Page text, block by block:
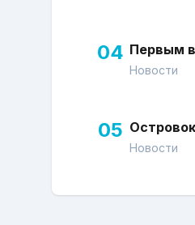
04 Первым
Новости
05
Новости